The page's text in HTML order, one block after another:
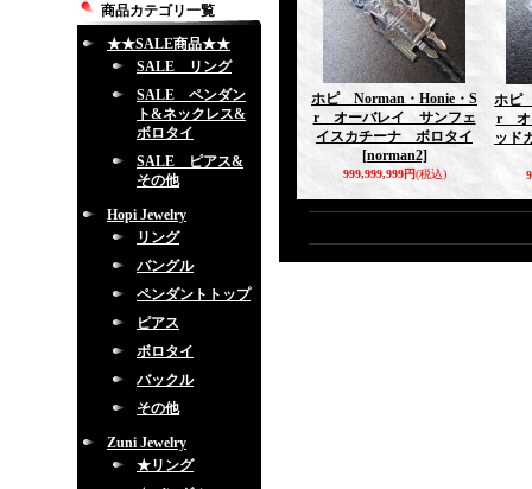
商品カテゴリ一覧
★★SALE商品★★
SALE リング
SALE ペンダン
ト&ネックレス&
ボロタイ
SALE ピアス&
その他
Hopi Jewelry
リング
バングル
ペンダントトップ
ピアス
ボロタイ
バックル
その他
Zuni Jewelry
★リング
ホピ Norman・Honie・S
r オーバレイ サンフェ
イスカチーナ ボロタイ
[norman2]
999,999,999円(税込)
ホピ
r オ
ッド